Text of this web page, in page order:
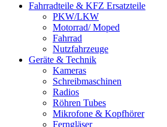
Fahrradteile & KFZ Ersatzteile
PKW/LKW
Motorrad/ Moped
Fahrrad
Nutzfahrzeuge
Geräte & Technik
Kameras
Schreibmaschinen
Radios
Röhren Tubes
Mikrofone & Kopfhörer
Ferngläser